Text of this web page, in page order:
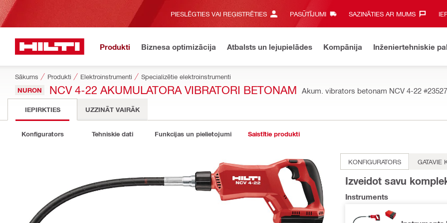
PIESLĒGTIES VAI REĢISTRĒTIES PASŪTĪJUMI SAZINĀTIES AR MUMS‎
Produkti Biznesa optimizācija Atbalsts un lejupielādes Kompānija Inženiertehniskie
Sākums Produkti Elektroinstrumenti Specializētie elektroinstrumenti
NURON NCV 4-22 AKUMULATORA VIBRATORI BETONAM Akum. vibrators betonam NCV 4-22
IEPIRKTIES UZZINĀT VAIRĀK
Konfigurators Tehniskie dati Funkcijas un pielietojumi Saistītie produkti
KONFIGURATORS GATAVIE
Izveidot savu
Instruments